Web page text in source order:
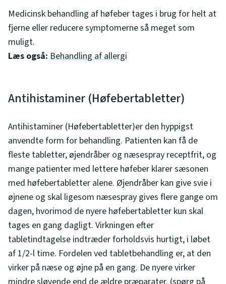
Medicinsk behandling af høfeber tages i brug for helt at
fjerne eller reducere symptomerne så meget som
muligt.
Læs også: Behandling af allergi
Antihistaminer (Høfebertabletter)
Antihistaminer (Høfebertabletter)er den hyppigst
anvendte form for behandling. Patienten kan få de
fleste tabletter, øjendråber og næsespray receptfrit, og
mange patienter med lettere høfeber klarer sæsonen
med høfebertabletter alene. Øjendråber kan give svie i
øjnene og skal ligesom næsespray gives flere gange om
dagen, hvorimod de nyere høfebertabletter kun skal
tages en gang dagligt. Virkningen efter
tabletindtagelse indtræder forholdsvis hurtigt, i løbet
af 1/2-l time. Fordelen ved tabletbehandling er, at den
virker på næse og øjne på en gang. De nyere virker